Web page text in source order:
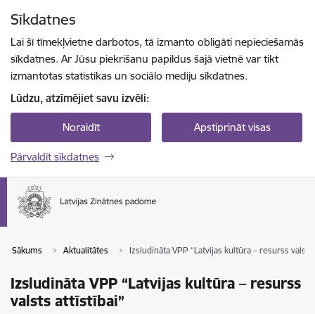
Sīkdatnes
Lai šī tīmekļvietne darbotos, tā izmanto obligāti nepieciešamās
sīkdatnes. Ar Jūsu piekrišanu papildus šajā vietnē var tikt
izmantotas statistikas un sociālo mediju sīkdatnes.
Lūdzu, atzīmējiet savu izvēli:
Noraidīt Apstiprināt visas
Pārvaldīt sīkdatnes
Sākums Aktualitātes Izsludināta VPP “Latvijas kultūra – resurss
Izsludināta VPP “Latvijas kultūra – resurss
valsts attīstībai”